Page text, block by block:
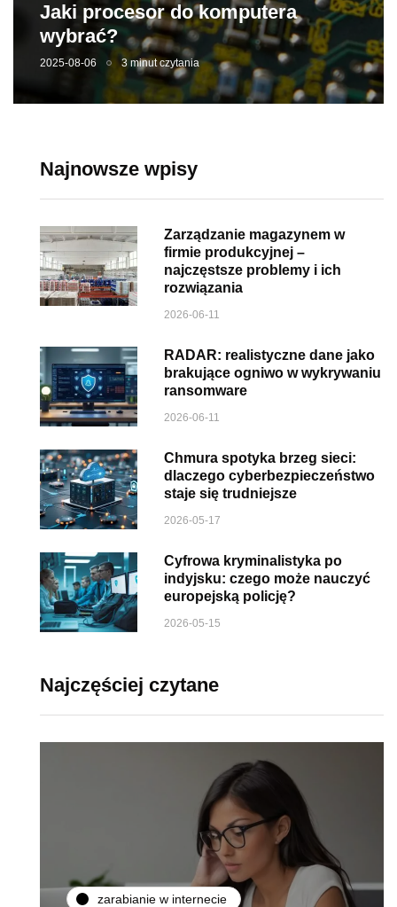
Jaki procesor do komputera
wybrać?
2025-08-06 3 minut czytania
Najnowsze wpisy
Zarządzanie magazynem w
firmie produkcyjnej –
najczęstsze problemy i ich
rozwiązania
2026-06-11
RADAR: realistyczne dane jako
brakujące ogniwo w wykrywaniu
ransomware
2026-06-11
Chmura spotyka brzeg sieci:
dlaczego cyberbezpieczeństwo
staje się trudniejsze
2026-05-17
Cyfrowa kryminalistyka po
indyjsku: czego może nauczyć
europejską policję?
2026-05-15
Najczęściej czytane
zarabianie w internecie